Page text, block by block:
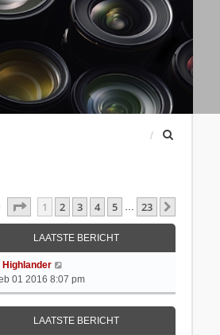
Pagina1 Van 23
1 2 3 4 5 … 23
LAATSTE BERICHT
Highlander
01 2016 8:07 pm
LAATSTE BERICHT